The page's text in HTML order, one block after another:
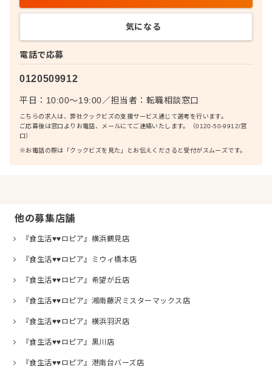
電話で応募
0120509912
平日：10:00〜19:00／担当者： 転職相談窓口
こちらの求人は、弊社クックビズの支援サービス通じて選考を行います。
ご応募後は窓口よりお電話、メールにてご連絡いたします。（0120-50-9912/窓
口）
※お電話の際は「クックビズを見た」とお伝えくださると受付がスムーズです。
気になる
他の募集店舗
『食生活♥♥ロピア』横浜鶴見店
『食生活♥♥ロピア』ミウィ橋本店
『食生活♥♥ロピア』希望が丘店
『食生活♥♥ロピア』湘南藤沢ミスターマックス店
『食生活♥♥ロピア』横浜羽沢店
『食生活♥♥ロピア』黒川店
『食生活♥♥ロピア』港南台バーズ店